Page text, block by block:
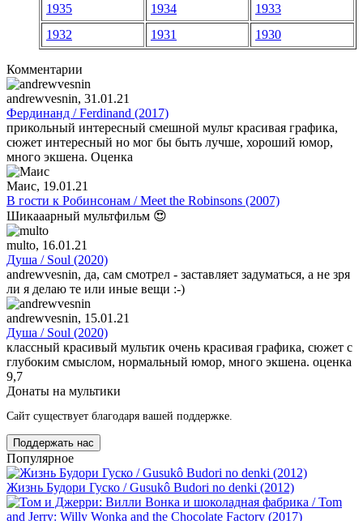
1935
1934
1933
1932
1931 1930
Комментарии
andrewvesnin, 31.01.21
Фердинанд / Ferdinand (2017)
прикольный интересный смешной мульт красивая графика,
сюжет интересный но мог бы быть лучше, хороший юмор,
много экшена. Оценка
Маис, 19.01.21
В гости к Робинсонам / Meet the Robinsons (2007)
Шикааарный мультфильм 😍
multo, 16.01.21
Душа / Soul (2020)
andrewvesnin, да, сам смотрел - заставляет задуматься, а не зря
ли я делаю те или иные вещи :-)
andrewvesnin, 15.01.21
Душа / Soul (2020)
классный красивый мультик очень красивая графика, сюжет с
глубоким смыслом, нормальный юмор, много экшена. оценка
9,7
Донаты на мультики
Сайт существует благодаря вашей поддержке.
Поддержать нас
Популярное
Жизнь Будори Гуско / Gusukô Budori no denki (2012)